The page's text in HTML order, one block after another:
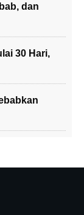
dan
30 Hari,